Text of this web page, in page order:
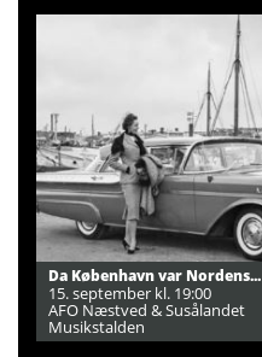
Da København var Nordens...
15. september kl. 19:00
AFO Næstved & Susålandet
Musikstalden